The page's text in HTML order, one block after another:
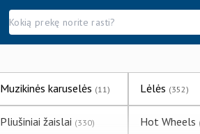
Muzikinės karuselės (11) Lėlės (352)
Pliušiniai žaislai (330) Hot Wheels